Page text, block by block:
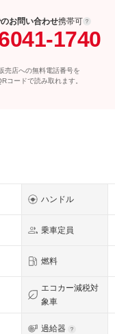
お問い合わせ携帯可
1740
売店への無料電話番号を
コードで読み取れます。
ハンドル
乗車定員
燃料
エコカー減税対
象車
過給器